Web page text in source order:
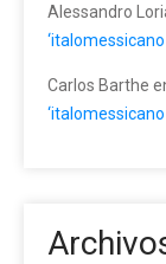
Alessandro
‘italomessicano
Carlos Barthe
‘italomessicano